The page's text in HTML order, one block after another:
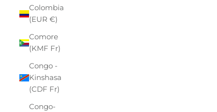
Colombia
(EUR €)
Comore
(KMF Fr)
Congo -
Kinshasa
(CDF Fr)
Congo-